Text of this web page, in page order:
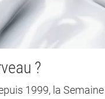
?
1999, la